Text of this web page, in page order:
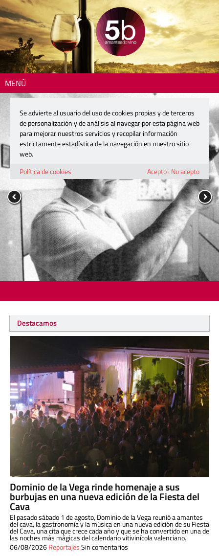
MENÚ
Destacamos
Dominio de la Vega rinde homenaje a sus
burbujas en una nueva edición de la Fiesta del
Cava
El pasado sábado 1 de agosto, Dominio de la Vega reunió a amantes
del cava, la gastronomía y la música en una nueva edición de su Fiesta
del Cava, una cita que crece cada año y que se ha convertido en una de
las noches más mágicas del calendario vitivinícola valenciano.
06/08/2026ReportajesSin comentarios
Se advierte al usuario del uso de cookies propias y de terceros
de personalización y de análisis al navegar por esta página web
para mejorar nuestros servicios y recopilar información
estrictamente estadística de la navegación en nuestro sitio
web.
Política de cookies
Acepto· No acepto